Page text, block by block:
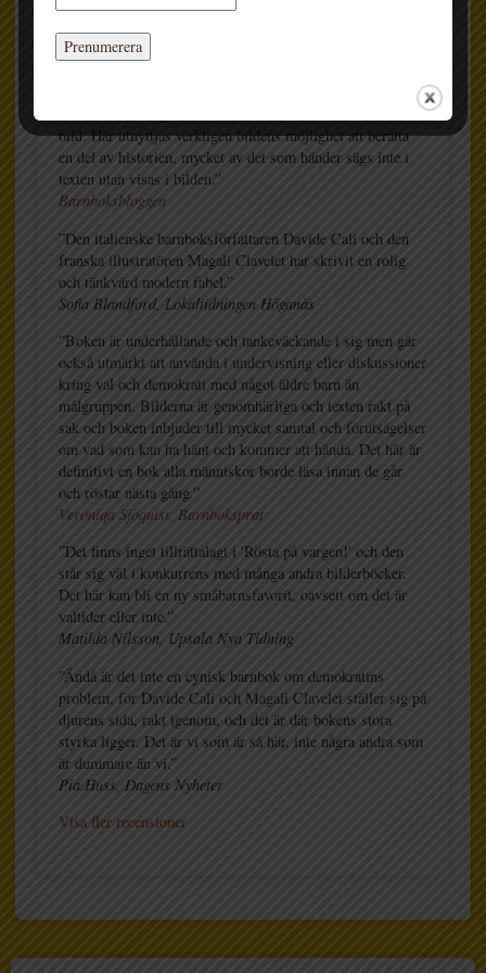
RECENSIONER
bild. Här utnyttjas verkligen bildens möjlighet att berätta
en del av historien, mycket av det som händer sägs inte i
texten utan visas i bilden.”
Barnboksbloggen
”Den italienske barnboksförfattaren Davide Cali och den
franska illustratören Magali Clavelet har skrivit en rolig
och tänkvärd modern fabel.”
Sofia Blandford, Lokaltidningen Höganäs
”Boken är underhållande och tankeväckande i sig men går
också utmärkt att använda i undervisning eller diskussioner
kring val och demokrati med något äldre barn än
målgruppen. Bilderna är genomhärliga och texten rakt på
sak och boken inbjuder till mycket samtal och förutsägelser
om vad som kan ha hänt och kommer att hända. Det här är
definitivt en bok alla människor borde läsa innan de går
och röstar nästa gång.”
Veroniqa Sjöquist, Barnboksprat
”Det finns inget tillrättalagt i 'Rösta på vargen!' och den
står sig väl i konkurrens med många andra bilderböcker.
Det här kan bli en ny småbarnsfavorit, oavsett om det är
valtider eller inte.”
Matilda Nilsson, Upsala Nya Tidning
”Ändå är det inte en cynisk barnbok om demokratins
problem, för Davide Cali och Magali Clavelet ställer sig på
djurens sida, rakt igenom, och det är där bokens stora
styrka ligger. Det är vi som är så här, inte några andra som
är dummare än vi.”
Pia Huss, Dagens Nyheter
Visa fler recensioner